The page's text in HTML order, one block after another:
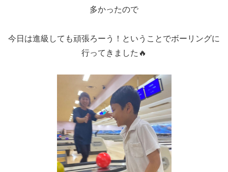
多かったので
今日は進級しても頑張ろーう！ということでボーリングに
行ってきました🔥